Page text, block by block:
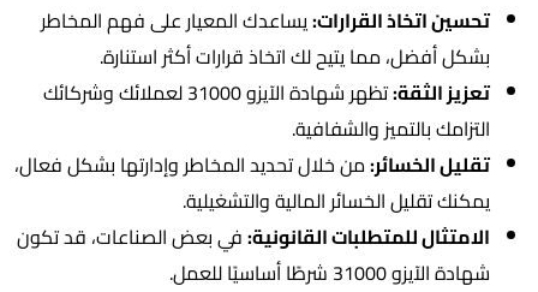
تحسين اتخاذ القرارات:يساعدك المعيار على فهم المخاطر
بشكل أفضل، مما يتيح لك اتخاذ قرارات أكثر استنارة.
تعزيز الثقة:
تظهر شهادة الآيزو 31000 لعملائك وشركائك
التزامك بالتميز والشفافية.
تقليل الخسائر:من خلال تحديد المخاطر وإدارتها بشكل فعال،
يمكنك تقليل الخسائر المالية والتشغيلية.
الامتثال للمتطلبات القانونية:في بعض الصناعات، قد تكون
شهادة الآيزو 31000 شرطًا أساسيًا للعمل.